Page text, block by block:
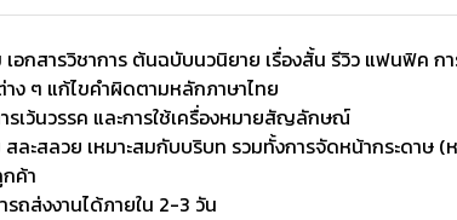
อกสารวิชาการ ต้นฉบับนวนิยาย เรื่องสั้น รีวิว แฟนฟิค ก
ง ๆ แก้ไขคำผิดตามหลักภาษาไทย
รเว้นวรรค และการใช้เครื่องหมายสัญลักษณ์
ละสลวย เหมาะสมกับบริบท รวมทั้งการจัดหน้ากระดาษ (
ค้า
ถส่งงานได้ภายใน 2-3 วัน